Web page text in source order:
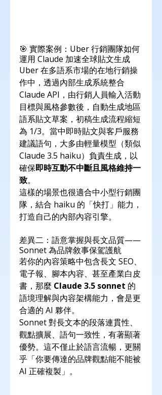
🎯 實際案例：Uber 行銷團隊如何
運用 Claude 加速全球貼文生成
Uber 在多語系市場的在地行銷操
作中，透過內部生成系統整合
Claude API，由行銷人員輸入活動
目標與風格參數後，自動生成地區
語系貼文草案，初稿生成流程縮短
為 1/3。當中即時貼文與客戶服務
建議語句，大多由輕量模型（類似
Claude 3.5 haiku）負責生成，以
確保即時互動不中斷且風格維持一
致。
這樣的場景也很適合中小型行銷團
隊，結合 haiku 的「快打」能力，
打造自己的內部內容引擎。
差異二：語意掌握與長文品質——
Sonnet 為品牌敘事保駕護航
若你的內容策略中包含長文 SEO、
電子報、腳本內容、甚至產業白皮
書，那麼 Claude 3.5 sonnet 的
語境理解與內容架構能力，會是更
合適的 AI 夥伴。
Sonnet 對長文本的段落連貫性、
觀點擴展、語句一致性，有著顯著
優勢。這不僅止於語言流暢，更關
乎「你要傳達的品牌觀點能不能被
AI 正確複製」。